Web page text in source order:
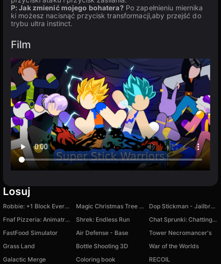
P: Jak zmienić mojego bohatera? Po zapełnieniu miernika
ki możesz nacisnąć przycisk transformacji,aby przejść do
trybu ultra instinct.
Film
Losuj
Robbie: +1 Block Every Second Magic Christmas Tree Match-3
Dop Stickman - Jailbreak
Fnaf Pizzeria: Animatronics Evolution
Shrek: Endless Run
Chat Sprunki: Chatting Phase
FastFood Simulator
Air Defense - Base
Tower Necromancer's
Grass Land
Bottle Shooting 3D
War of the Worlds
Galactic Merge
Coloring book RECOIL